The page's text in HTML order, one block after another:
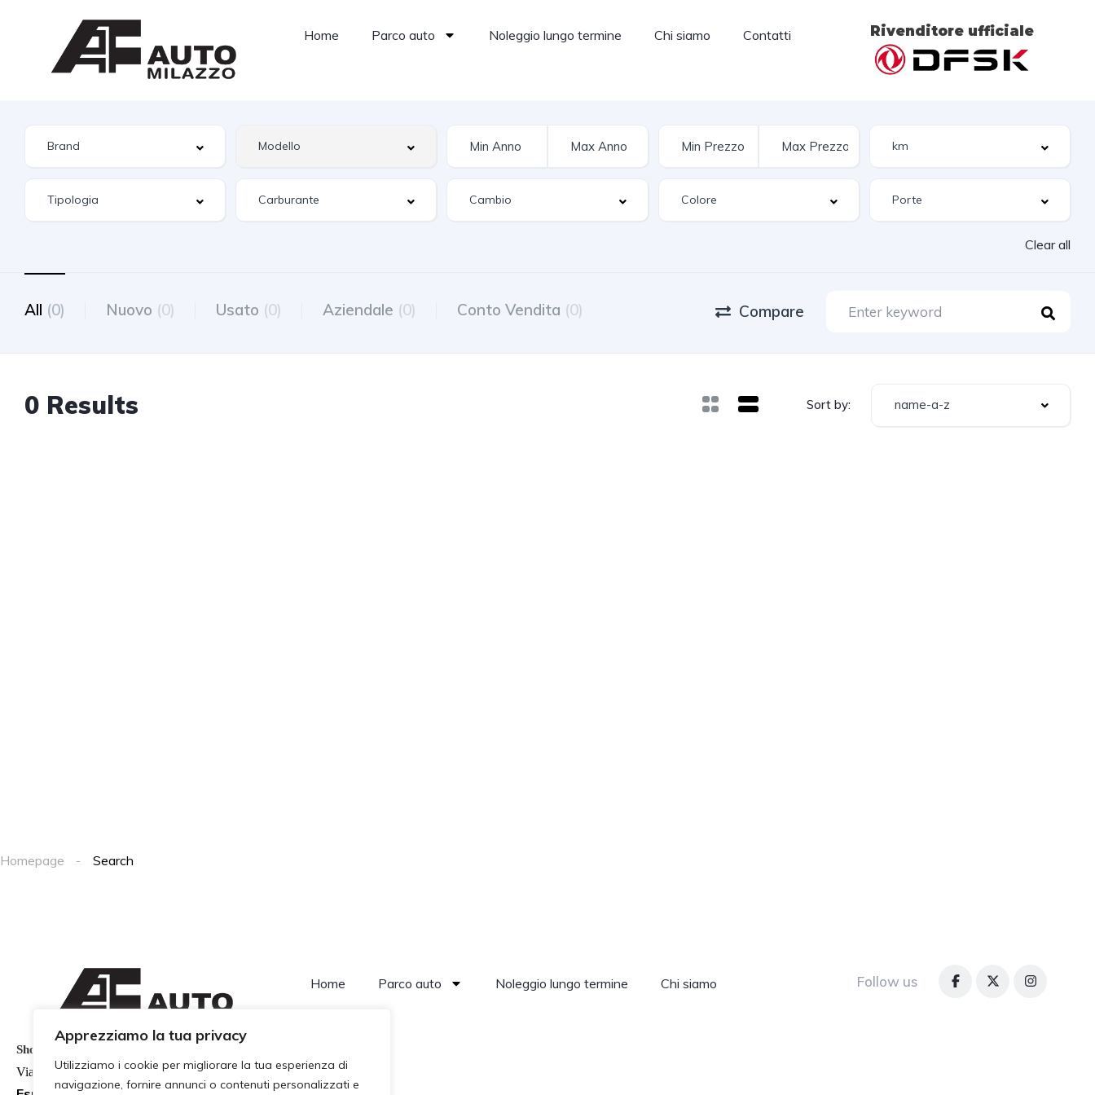
Apprezziamo la tua privacy
Utilizziamo i cookie per migliorare la tua esperienza di
navigazione, fornire annunci o contenuti personalizzati e
Home Parco auto Noleggio lungo termine Chi siamo Contatti Rivenditore ufficiale
Clear all
All (0) Nuovo (0) Usato (0) Aziendale (0) Conto Vendita (0) Compare
0 Results Sort by: name-a-z
Homepage Search
Show Room
Via Colonnello Magistri 98
Home Parco auto Noleggio lungo termine Chi siamo Follow us